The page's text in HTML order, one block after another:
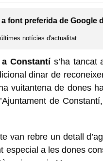
font preferida de Google
notícies d'actualitat
Constantís’ha tancat
dinar de
vuitantena de dones
de
van rebre un detall
especial a les dones